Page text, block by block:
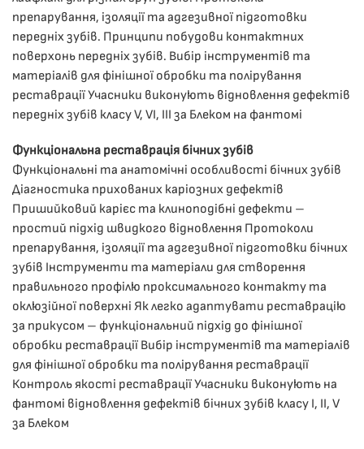
препарування, ізоляції та адгезивної підготовки
передніх зубів. Принципи побудови контактних
поверхонь передніх зубів. Вибір інструментів та
матеріалів для фінішної обробки та полірування
реставрації Учасники виконують відновлення дефектів
передніх зубів класу V, VI, III за Блеком на фантомі
Функціональна реставрація бічних зубів
Функціональні та анатомічні особливості бічних зубів
Діагностика прихованих каріозних дефектів
Пришийковий карієс та клиноподібні дефекти –
простий підхід швидкого відновлення Протоколи
препарування, ізоляції та адгезивної підготовки бічних
зубів Інструменти та матеріали для створення
правильного профілю проксимального контакту та
оклюзійної поверхні Як легко адаптувати реставрацію
за прикусом – функціональний підхід до фінішної
обробки реставрації Вибір інструментів та матеріалів
для фінішної обробки та полірування реставрації
Контроль якості реставрації Учасники виконують на
фантомі відновлення дефектів бічних зубів класу I, II, V
за Блеком